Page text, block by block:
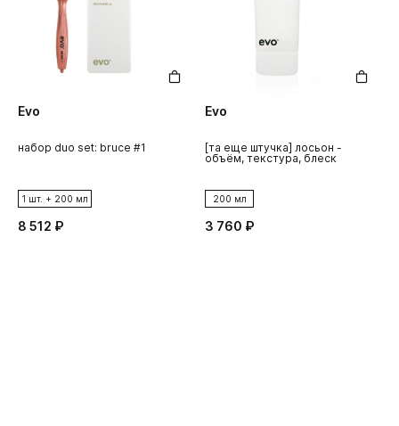
Evo
набор duo set: bruce #1
1 шт. + 200 мл
8 512 ₽
Evo
[та еще штучка] лосьон -
объём, текстура, блеск
200 мл
3 760 ₽